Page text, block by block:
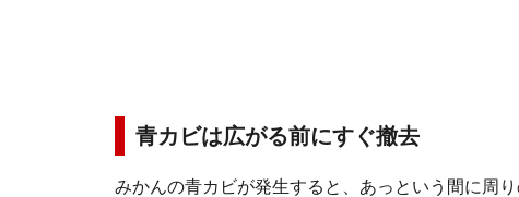
青カビは広がる前にすぐ撤去
みかんの青カビが発生すると、あっという間に周